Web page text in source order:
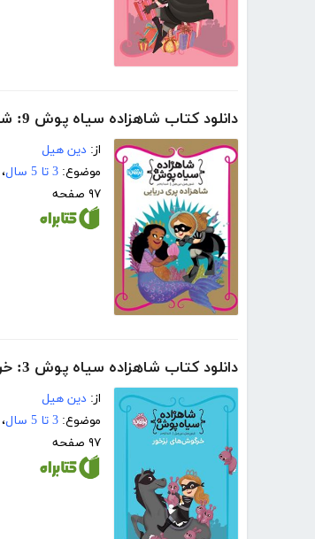
دانلود کتاب شاهزاده سیاه پوش 9: شاهزاده پری دریایی
از: دین هیل
موضوع: 3 تا 5 سال ،
۹۷ صفحه
دانلود کتاب شاهزاده سیاه پوش 3: خرگوش‌های بزخور
از: دین هیل
موضوع: 3 تا 5 سال ،
۹۷ صفحه